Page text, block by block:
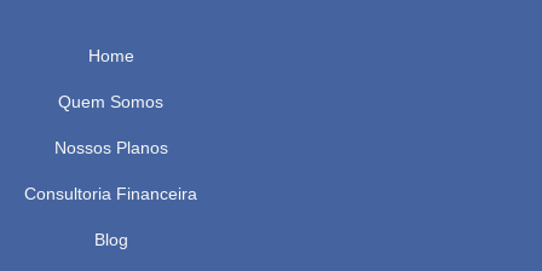
Home
Quem Somos
Nossos Planos
Consultoria Financeira
Blog